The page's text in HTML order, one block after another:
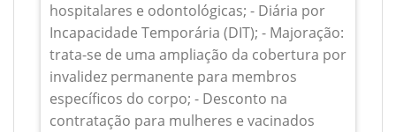
hospitalares e odontológicas; - Diária por
Incapacidade Temporária (DIT); - Majoração:
trata-se de uma ampliação da cobertura por
invalidez permanente para membros
específicos do corpo; - Desconto na
contratação para mulheres e vacinados